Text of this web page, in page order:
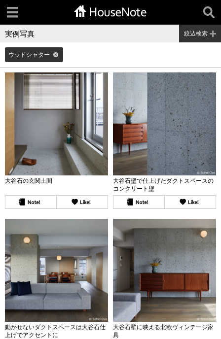
実例写真 絞込検索
ウッドシャター
大谷石の玄関土間
大谷石壁で仕上げたダクトスペースの
コンクリート壁
動かせないダクトスペースは大谷石仕
上げでアクセントに
大谷石壁に映える北欧ヴィンテージ家
具